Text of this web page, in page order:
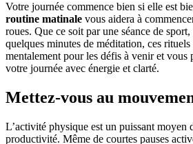
Votre journée commence bien si elle est
routine matinale vous aidera à
roues. Que ce soit par une séance de
quelques minutes de méditation, ces
mentalement pour les défis à venir et vous
votre journée avec énergie et clarté.
Mettez-vous au
L’activité physique est un puissant moyen
productivité. Même de courtes pauses